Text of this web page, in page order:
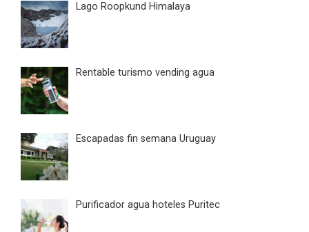
Lago Roopkund Himalaya
Rentable turismo vending agua
Escapadas fin semana Uruguay
Purificador agua hoteles Puritec